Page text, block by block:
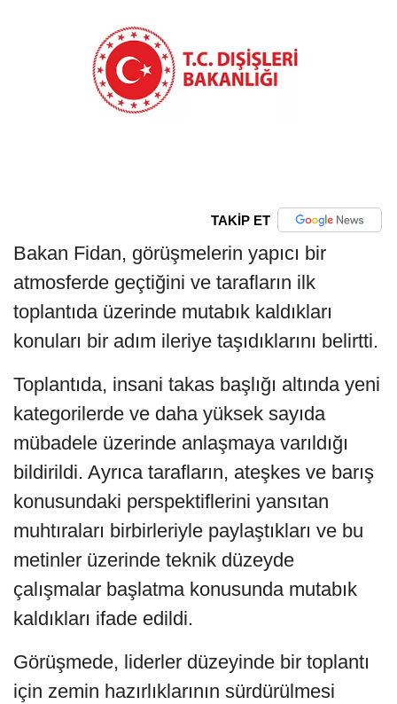
TAKİP ET
Bakan Fidan, görüşmelerin yapıcı bir
atmosferde geçtiğini ve tarafların ilk
toplantıda üzerinde mutabık kaldıkları
konuları bir adım ileriye taşıdıklarını belirtti.
Toplantıda, insani takas başlığı altında yeni
kategorilerde ve daha yüksek sayıda
mübadele üzerinde anlaşmaya varıldığı
bildirildi. Ayrıca tarafların, ateşkes ve barış
konusundaki perspektiflerini yansıtan
muhtıraları birbirleriyle paylaştıkları ve bu
metinler üzerinde teknik düzeyde
çalışmalar başlatma konusunda mutabık
kaldıkları ifade edildi.
Görüşmede, liderler düzeyinde bir toplantı
için zemin hazırlıklarının sürdürülmesi